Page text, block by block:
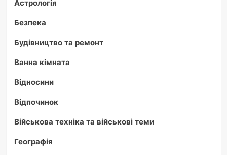
Астрологія
Безпека
Будівництво та ремонт
Ванна кімната
Відносини
Відпочинок
Військова техніка та військові теми
Географія